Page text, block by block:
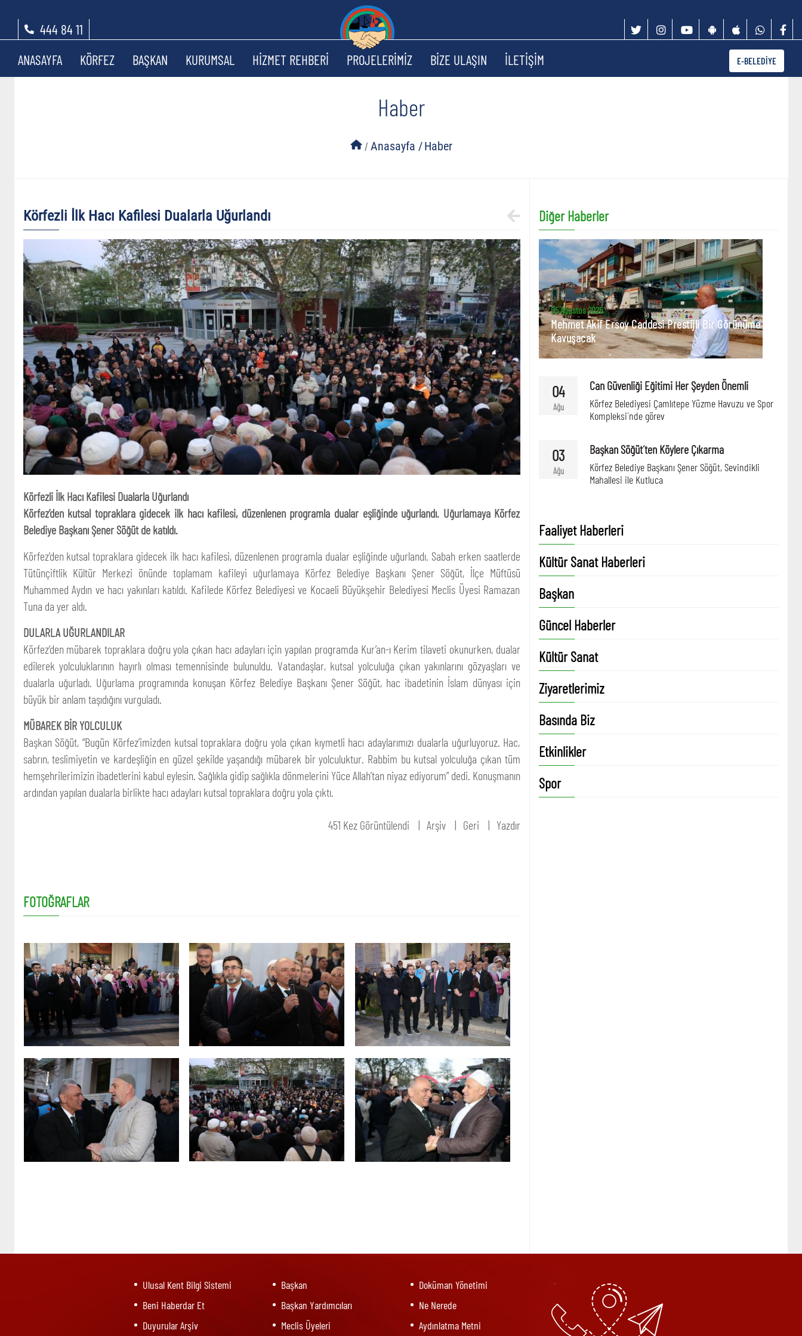
444 84 11
ANASAYFA
KÖRFEZ BAŞKAN KURUMSAL HİZMET REHBERİ PROJELERİMİZ BİZE ULAŞIN İLETİŞİM E-BELEDİYE
Haber
/ Anasayfa /Haber
Körfezli İlk Hacı Kafilesi Dualarla Uğurlandı
Körfezli İlk Hacı Kafilesi Dualarla Uğurlandı
Körfez’den kutsal topraklara gidecek ilk hacı kafilesi, düzenlenen programla dualar eşliğinde uğurlandı. Uğurlamaya Körfez
Belediye Başkanı Şener Söğüt de katıldı.
Körfez’den kutsal topraklara gidecek ilk hacı kafilesi, düzenlenen programla dualar eşliğinde uğurlandı. Sabah erken saatlerde
Tütünçiftlik Kültür Merkezi önünde toplamam kafileyi uğurlamaya Körfez Belediye Başkanı Şener Söğüt, İlçe Müftüsü
Muhammed Aydın ve hacı yakınları katıldı. Kafilede Körfez Belediyesi ve Kocaeli Büyükşehir Belediyesi Meclis Üyesi Ramazan
Tuna da yer aldı.
DULARLA UĞURLANDILAR
Körfez’den mübarek topraklara doğru yola çıkan hacı adayları için yapılan programda Kur’an-ı Kerim tilaveti okunurken, dualar
edilerek yolculuklarının hayırlı olması temennisinde bulunuldu. Vatandaşlar, kutsal yolculuğa çıkan yakınlarını gözyaşları ve
dualarla uğurladı. Uğurlama programında konuşan Körfez Belediye Başkanı Şener Söğüt, hac ibadetinin İslam dünyası için
büyük bir anlam taşıdığını vurguladı.
MÜBAREK BİR YOLCULUK
Başkan Söğüt, “Bugün Körfez’imizden kutsal topraklara doğru yola çıkan kıymetli hacı adaylarımızı dualarla uğurluyoruz. Hac,
sabrın, teslimiyetin ve kardeşliğin en güzel şekilde yaşandığı mübarek bir yolculuktur. Rabbim bu kutsal yolculuğa çıkan tüm
hemşehrilerimizin ibadetlerini kabul eylesin. Sağlıkla gidip sağlıkla dönmelerini Yüce Allah’tan niyaz ediyorum” dedi. Konuşmanın
ardından yapılan dualarla birlikte hacı adayları kutsal topraklara doğru yola çıktı.
451 Kez Görüntülendi Arşiv Geri Yazdır
FOTOĞRAFLAR
Diğer Haberler
05 Ağustos 2026
Mehmet Akif Ersoy Caddesi Prestijli Bir Görünüme
Kavuşacak
04
Ağu
Can Güvenliği Eğitimi Her Şeyden Önemli
Körfez Belediyesi Çamlıtepe Yüzme Havuzu ve Spor
Kompleksi´nde görev
03
Ağu
Başkan Söğüt´ten Köylere Çıkarma
Körfez Belediye Başkanı Şener Söğüt, Sevindikli
Mahallesi ile Kutluca
Faaliyet Haberleri
Kültür Sanat Haberleri
Başkan
Güncel Haberler
Kültür Sanat
Ziyaretlerimiz
Basında Biz
Etkinlikler
Spor
Ulusal Kent Bilgi Sistemi
Beni Haberdar Et
Duyurular Arşiv
Başkan
Başkan Yardımcıları
Meclis Üyeleri
Doküman Yönetimi
Ne Nerede
Aydınlatma Metni